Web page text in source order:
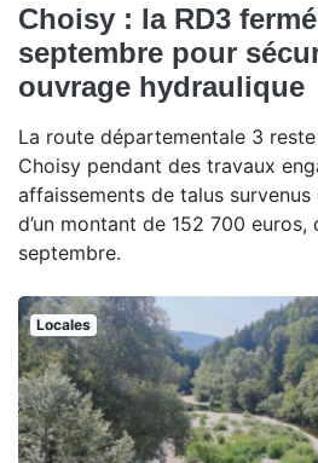
Choisy : la RD3
septembre pour
ouvrage hydraulique
La route départementale 3
Choisy pendant des travaux
affaissements de talus survenus
d’un montant de 152 700 euros,
septembre.
Locales